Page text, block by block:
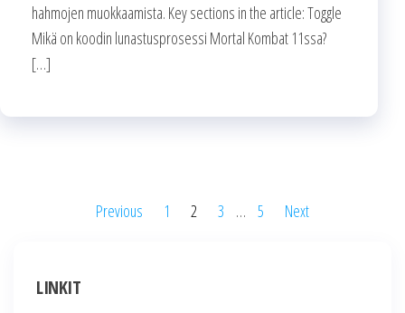
hahmojen muokkaamista. Key sections in the article: Toggle
Mikä on koodin lunastusprosessi Mortal Kombat 11ssa?
[…]
Previous 1 2 3 … 5 Next
LINKIT